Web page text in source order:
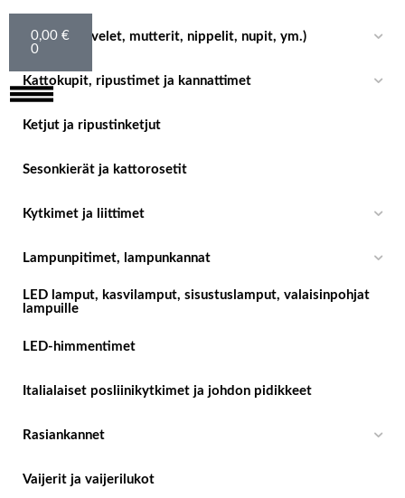
0,00 €
0
Asennus (nivelet, mutterit, nippelit, nupit, ym.)
Kattokupit, ripustimet ja kannattimet
Ketjut ja ripustinketjut
Sesonkierät ja kattorosetit
Kytkimet ja liittimet
Lampunpitimet, lampunkannat
LED lamput, kasvilamput, sisustuslamput, valaisinpohjat
lampuille
LED-himmentimet
Italialaiset posliinikytkimet ja johdon pidikkeet
Rasiankannet
Vaijerit ja vaijerilukot